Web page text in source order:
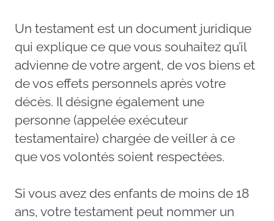
Un testament est un document juridique
qui explique ce que vous souhaitez qu’il
advienne de votre argent, de vos biens et
de vos effets personnels après votre
décès. Il désigne également une
personne (appelée exécuteur
testamentaire) chargée de veiller à ce
que vos volontés soient respectées.
Si vous avez des enfants de moins de 18
ans, votre testament peut nommer un